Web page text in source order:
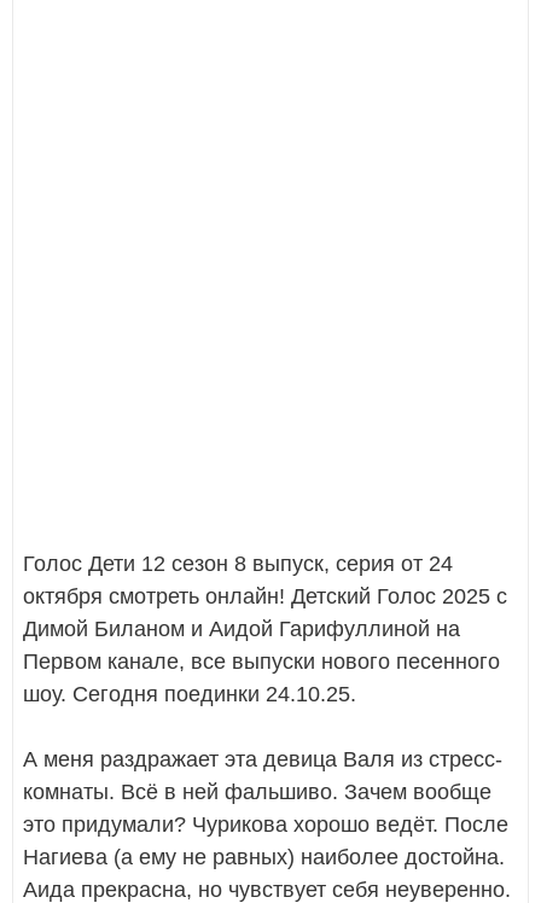
Голос Дети 12 сезон 8 выпуск, серия от 24
октября смотреть онлайн! Детский Голос 2025 с
Димой Биланом и Аидой Гарифуллиной на
Первом канале, все выпуски нового песенного
шоу. Сегодня поединки 24.10.25.
А меня раздражает эта девица Валя из стресс-
комнаты. Всё в ней фальшиво. Зачем вообще
это придумали? Чурикова хорошо ведёт. После
Нагиева (а ему не равных) наиболее достойна.
Аида прекрасна, но чувствует себя неуверенно.